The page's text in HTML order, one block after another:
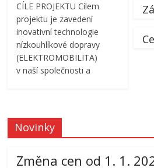
CÍLE PROJEKTU Cílem
projektu je zavedení
inovativní technologie
nízkouhlíkové dopravy
(ELEKTROMOBILITA)
v naší společnosti a
Novinky
Změna cen od 1. 1.